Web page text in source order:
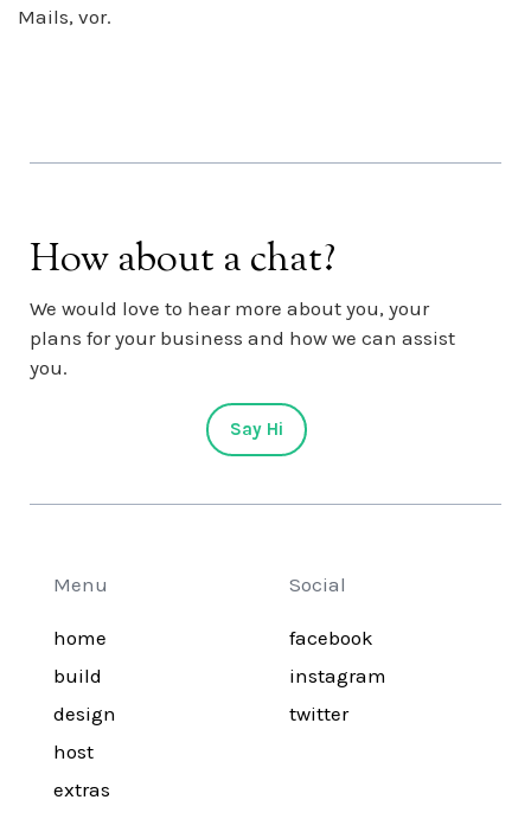
Mails, vor.
How about a chat?
We would love to hear more about you, your
plans for your business and how we can assist
you.
Say Hi
Menu
home
build
design
host
extras
Social
facebook
instagram
twitter